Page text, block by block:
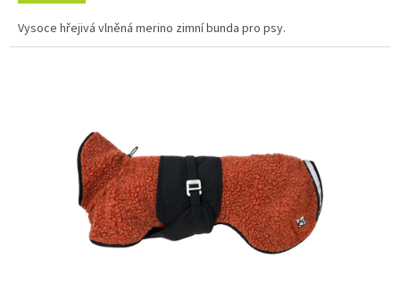
Vysoce hřejivá vlněná merino zimní bunda pro psy.